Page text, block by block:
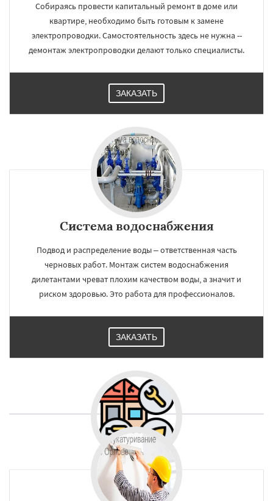
Собираясь провести капитальный ремонт в доме или
квартире, необходимо быть готовым к замене
электропроводки. Самостоятельность здесь не нужна --
демонтаж электропроводки делают только специалисты.
ЗАКАЗАТЬ
Система водоснабжения
Подвод и распределение воды – ответственная часть
черновых работ. Монтаж систем водоснабжения
дилетантами чреват плохим качеством воды, а значит и
риском здоровью. Это работа для профессионалов.
ЗАКАЗАТЬ